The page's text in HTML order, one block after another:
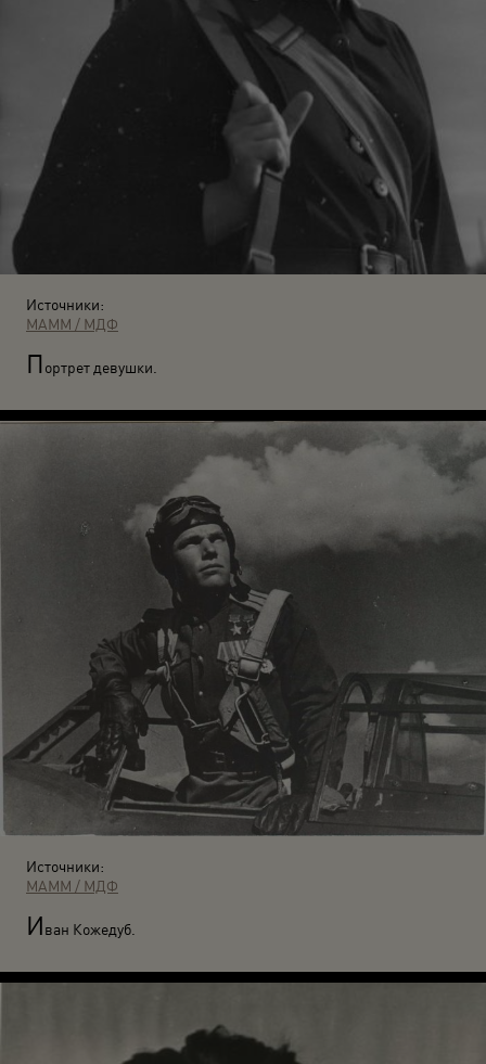
Источники:
МАММ / МДФ
Портрет девушки.
Источники:
МАММ / МДФ
Иван Кожедуб.